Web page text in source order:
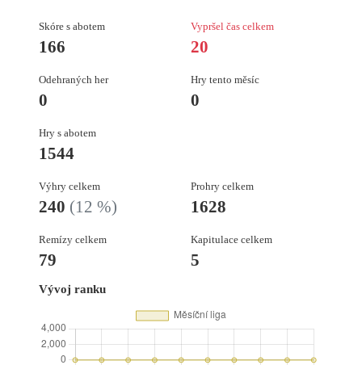
Skóre s abotem
166
Vypršel čas celkem
20
Odehraných her
0
Hry tento měsíc
0
Hry s abotem
1544
Výhry celkem
240 (12 %)
Prohry celkem
1628
Remízy celkem
79
Kapitulace celkem
5
Vývoj ranku